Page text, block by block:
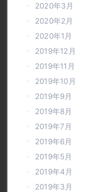
2020年3月
2020年2月
2020年1月
2019年12月
2019年11月
2019年10月
2019年9月
2019年8月
2019年7月
2019年6月
2019年5月
2019年4月
2019年3月